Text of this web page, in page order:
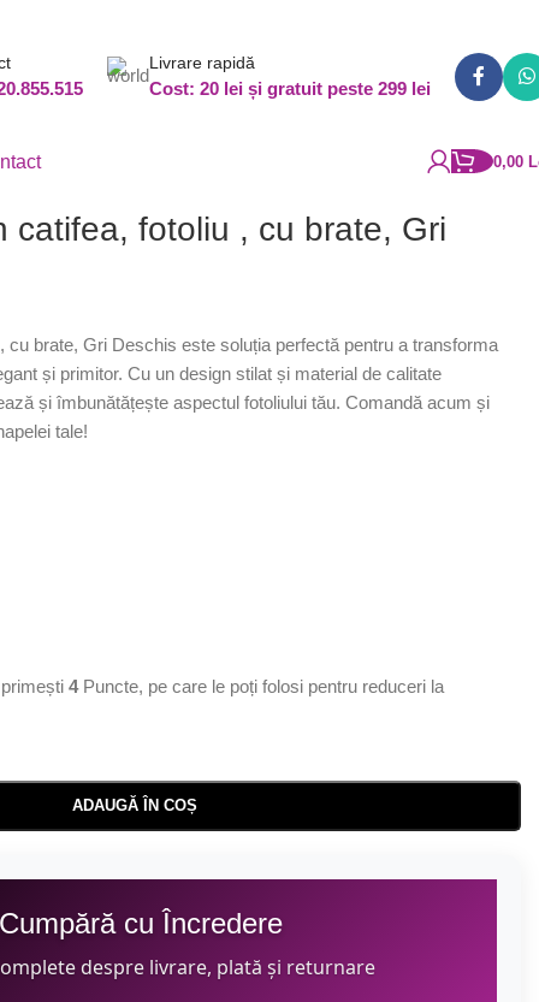
Livrare rapidă
Cost: 20 lei și gratuit peste 299 lei
0,00
catifea, fotoliu , cu brate, Gri
cu brate, Gri Deschis este soluția perfectă pentru a transforma
și primitor. Cu un design stilat și material de calitate
și îmbunătățește aspectul fotoliului tău. Comandă acum și
tale!
4Puncte, pe care le poți folosi pentru reduceri la
ADAUGĂ ÎN COȘ
cu Încredere
despre livrare, plată și returnare